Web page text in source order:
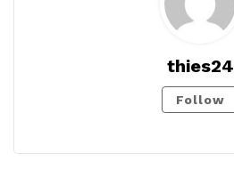
thies24
Follow